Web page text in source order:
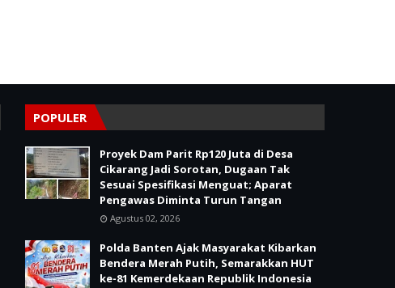
POPULER
Proyek Dam Parit Rp120 Juta di Desa
Cikarang Jadi Sorotan, Dugaan Tak
Sesuai Spesifikasi Menguat; Aparat
Pengawas Diminta Turun Tangan
Agustus 02, 2026
Polda Banten Ajak Masyarakat Kibarkan
Bendera Merah Putih, Semarakkan HUT
ke-81 Kemerdekaan Republik Indonesia